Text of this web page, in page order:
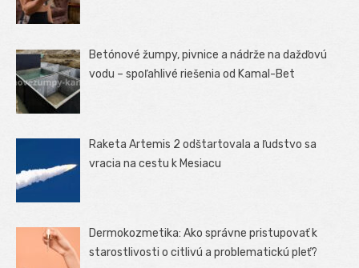
Betónové žumpy, pivnice a nádrže na dažďovú
vodu – spoľahlivé riešenia od Kamal-Bet
Raketa Artemis 2 odštartovala a ľudstvo sa
vracia na cestu k Mesiacu
Dermokozmetika: Ako správne pristupovať k
starostlivosti o citlivú a problematickú pleť?